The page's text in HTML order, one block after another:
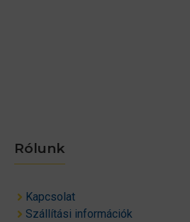
Rólunk
Kapcsolat
Szállítási információk